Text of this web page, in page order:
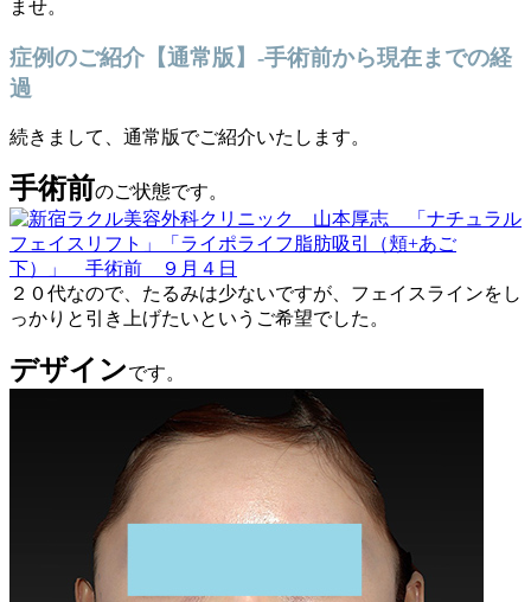
ませ。
症例のご紹介【通常版】-手術前から現在までの経
過
続きまして、通常版でご紹介いたします。
手術前のご状態です。
２０代なので、たるみは少ないですが、フェイスラインをし
っかりと引き上げたいというご希望でした。
デザインです。